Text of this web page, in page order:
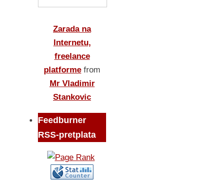
Zarada na
Internetu,
freelance
platforme from
Mr Vladimir
Stankovic
Feedburner
RSS-pretplata